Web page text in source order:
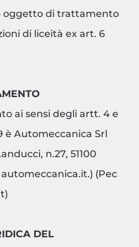
oggetto di trattamento
di liceità ex art. 6
ai sensi degli artt. 4 e
è Automeccanica Srl
n.27, 51100
(Pec
DEL